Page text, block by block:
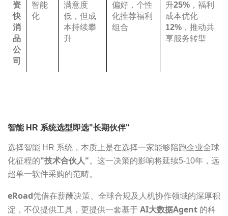
资
快
消
品
公
司
智能
化
满意度
低，但成
本持续攀
升
偏好，个性
化推荐福利
组合
升25% ，福利
成本优化
12% ，推动共
享服务转型
智能 HR 系统选型即选"长期伙伴"
选择智能 HR 系统，本质上是在选择一家能够陪跑企业全球
化征程的"技术合伙人"。这一决策的影响将延续5-10年，远
超单一软件采购的范畴。
eRoad凭借在薪酬决策、全球合规及人机协作领域的深厚积
淀，不仅提供工具，更提供一套基于AI大数据Agent 的科